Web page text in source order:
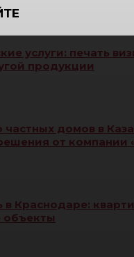
услуги: печать
продукции
частных домов в
от компании
Краснодаре:
объекты